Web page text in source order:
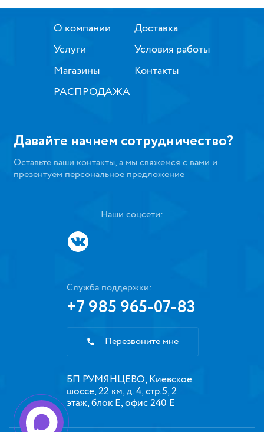
О компании
Услуги
Магазины
РАСПРОДАЖА
Доставка
Условия работы
Контакты
Давайте начнем сотрудничество?
Оставьте ваши контакты, а мы свяжемся с вами и
презентуем персональное предложение
Наши соцсети:
Служба поддержки:
+7 985 965-07-83
Перезвоните мне
БП РУМЯНЦЕВО, Киевское
шоссе, 22 км, д. 4, стр.5, 2
этаж, блок Е, офис 240 Е